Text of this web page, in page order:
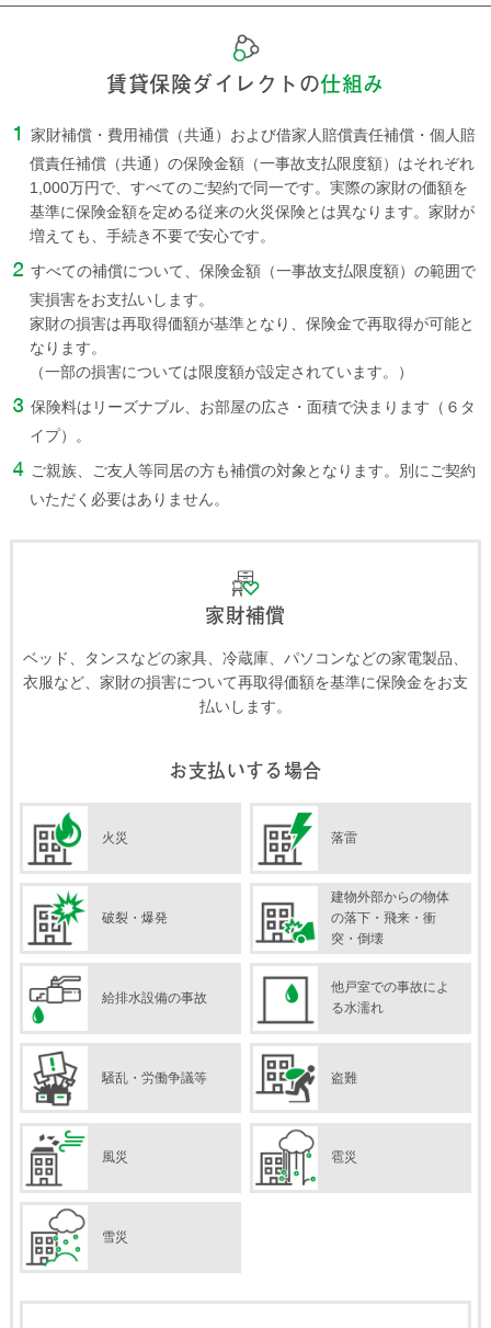
賃貸保険ダイレクトの仕組み
家財補償・費用補償（共通）および借家人賠償責任補償・個人賠
償責任補償（共通）の保険金額（一事故支払限度額）はそれぞれ
1,000万円で、すべてのご契約で同一です。実際の家財の価額を
基準に保険金額を定める従来の火災保険とは異なります。家財が
増えても、手続き不要で安心です。
すべての補償について、保険金額（一事故支払限度額）の範囲で
実損害をお支払いします。
家財の損害は再取得価額が基準となり、保険金で再取得が可能と
なります。
（一部の損害については限度額が設定されています。）
保険料はリーズナブル、お部屋の広さ・面積で決まります（６タ
イプ）。
ご親族、ご友人等同居の方も補償の対象となります。別にご契約
いただく必要はありません。
家財補償
ベッド、タンスなどの家具、冷蔵庫、パソコンなどの家電製品、
衣服など、家財の損害について再取得価額を基準に保険金をお支
払いします。
お支払いする場合
火災 落雷
破裂・爆発
建物外部からの物体
の落下・飛来・衝
突・倒壊
給排水設備の事故
他戸室での事故によ
る水濡れ
騒乱・労働争議等 盗難
風災 雹災
雪災